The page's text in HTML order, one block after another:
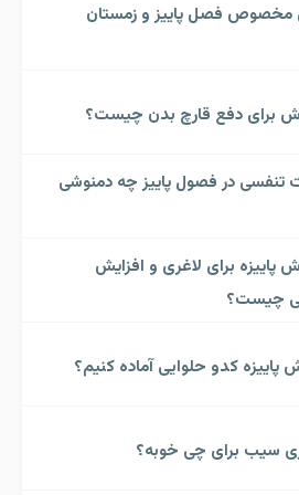
فصل پاییز و زمستان
برای دفع قارچ بدن چیست؟
تنفسی در فصول پاییز چه دمنوشی
پاییزه برای لاغری و افزایش
چیست؟
پاییزه کدو حلوایی آماده کنیم؟
سیب برای چی خوبه؟